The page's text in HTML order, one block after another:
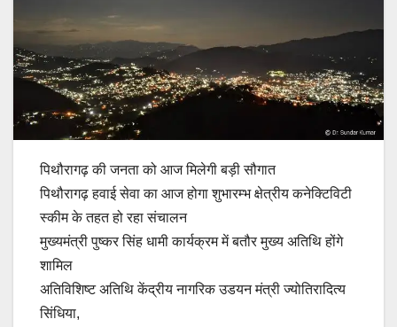
पिथौरागढ़ की जनता को आज मिलेगी बड़ी सौगात
पिथौरागढ़ हवाई सेवा का आज होगा शुभारम्भ क्षेत्रीय कनेक्टिविटी
स्कीम के तहत हो रहा संचालन
मुख्यमंत्री पुष्कर सिंह धामी कार्यक्रम में बतौर मुख्य अतिथि होंगे
शामिल
अतिविशिष्ट अतिथि केंद्रीय नागरिक उडयन मंत्री ज्योतिरादित्य
सिंधिया,